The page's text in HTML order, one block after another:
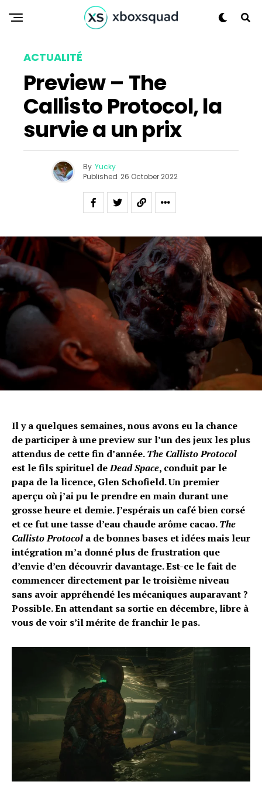
ACTUALITÉ
Preview – The
Callisto Protocol, la
survie a un prix
By Yucky
Published 26 October 2022
Il y a quelques semaines, nous avons eu la chance
de participer à une preview sur l’un des jeux les plus
attendus de cette fin d’année.The Callisto Protocol
est le fils spirituel deDead Space, conduit par le
papa de la licence, Glen Schofield. Un premier
aperçu où j’ai pu le prendre en main durant une
grosse heure et demie. J’espérais un café bien corsé
et ce fut une tasse d’eau chaude arôme cacao.The
Callisto Protocol a de bonnes bases et idées mais leur
intégration m’a donné plus de frustration que
d’envie d’en découvrir davantage. Est-ce le fait de
commencer directement par le troisième niveau
sans avoir appréhendé les mécaniques auparavant ?
Possible. En attendant sa sortie en décembre, libre à
vous de voir s’il mérite de franchir le pas.